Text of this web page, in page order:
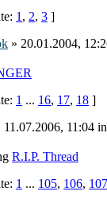
1 , 2, 3 ]
» 20.01.2004,
1 ... 16, 17, 18 ]
11.07.2006, 11:04 in
R.I.P. Thread
1 ... 105, 106, 107